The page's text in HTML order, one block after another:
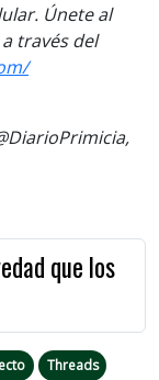
Únete al
través del
que los
Threads